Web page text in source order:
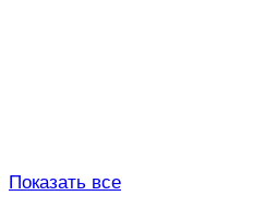
Показать все